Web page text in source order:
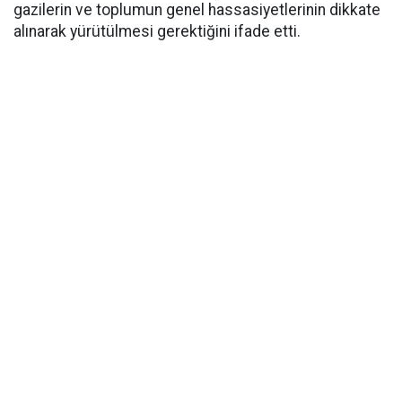
gazilerin ve toplumun genel hassasiyetlerinin dikkate
alınarak yürütülmesi gerektiğini ifade etti.